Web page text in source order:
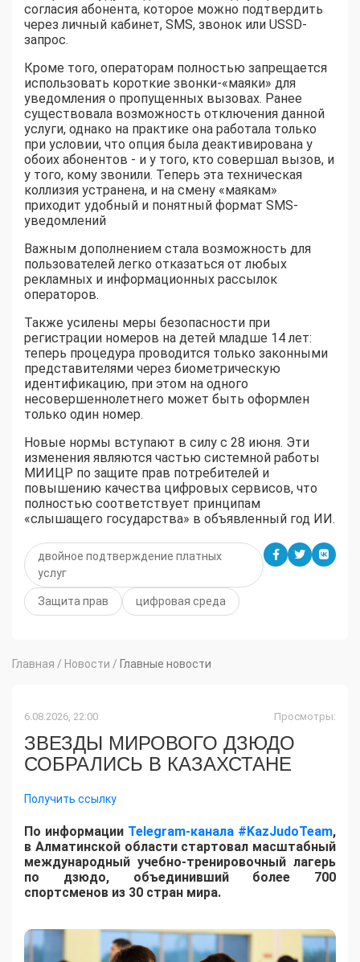
согласия абонента, которое можно подтвердить
через личный кабинет, SMS, звонок или USSD-
запрос.
Кроме того, операторам полностью запрещается
использовать короткие звонки-«маяки» для
уведомления о пропущенных вызовах. Ранее
существовала возможность отключения данной
услуги, однако на практике она работала только
при условии, что опция была деактивирована у
обоих абонентов - и у того, кто совершал вызов, и
у того, кому звонили. Теперь эта техническая
коллизия устранена, и на смену «маякам»
приходит удобный и понятный формат SMS-
уведомлений
Важным дополнением стала возможность для
пользователей легко отказаться от любых
рекламных и информационных рассылок
операторов.
Также усилены меры безопасности при
регистрации номеров на детей младше 14 лет:
теперь процедура проводится только законными
представителями через биометрическую
идентификацию, при этом на одного
несовершеннолетнего может быть оформлен
только один номер.
Новые нормы вступают в силу с 28 июня. Эти
изменения являются частью системной работы
МИИЦР по защите прав потребителей и
повышению качества цифровых сервисов, что
полностью соответствует принципам
«слышащего государства» в объявленный год ИИ.
двойное подтверждение платных
услуг
Защита прав цифровая среда
Главная / Новости / Главные новости
6.08.2026, 22:00 Просмотры:
ЗВЕЗДЫ МИРОВОГО ДЗЮДО
СОБРАЛИСЬ В КАЗАХСТАНЕ
Получить ссылку
По информации Telegram-канала #KazJudoTeam,
в Алматинской области стартовал масштабный
международный учебно-тренировочный лагерь
по дзюдо, объединивший более 700
спортсменов из 30 стран мира.